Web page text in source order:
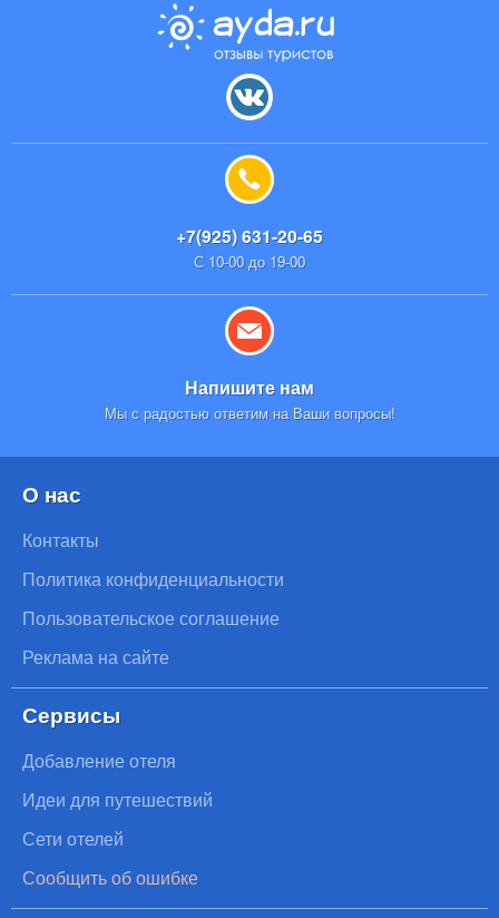
+7(925) 631-20-65
С 10-00 до 19-00
Напишите нам
Мы с радостью ответим на Ваши вопросы!
О нас
Контакты
Политика конфиденциальности
Пользовательское соглашение
Реклама на сайте
Сервисы
Добавление отеля
Идеи для путешествий
Сети отелей
Сообщить об ошибке